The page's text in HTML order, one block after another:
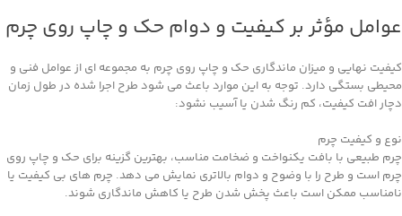
عوامل مؤثر بر کیفیت و دوام حک و چاپ روی چرم
کیفیت نهایی و میزان ماندگاری حک و چاپ روی چرم به مجموعه ‌ای از عوامل فنی و
محیطی بستگی دارد. توجه به این موارد باعث می ‌شود طرح اجرا شده در طول زمان
دچار افت کیفیت، کم ‌رنگ شدن یا آسیب نشود:
نوع و کیفیت چرم
چرم طبیعی با بافت یکنواخت و ضخامت مناسب، بهترین گزینه برای حک و چاپ روی
چرم است و طرح را با وضوح و دوام بالاتری نمایش می ‌دهد. چرم‌ های بی‌ کیفیت یا
نامناسب ممکن است باعث پخش شدن طرح یا کاهش ماندگاری شوند.